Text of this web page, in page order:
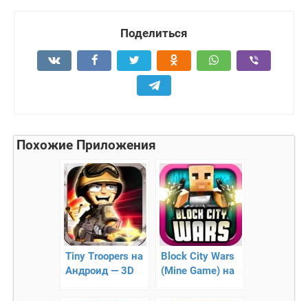
Поделиться
Похожие Приложения
Tiny Troopers на
Андроид — 3D
Block City Wars
(Mine Game) на